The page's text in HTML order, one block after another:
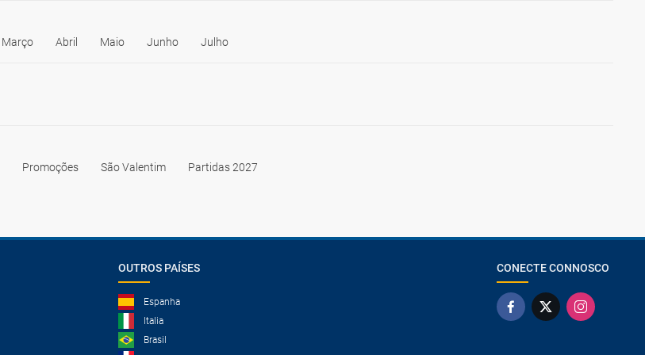
Março Abril Maio Junho Julho
Promoções São Valentim Partidas 2027
OUTROS PAÍSES
Espanha
Italia
Brasil
CONECTE CONNOSCO